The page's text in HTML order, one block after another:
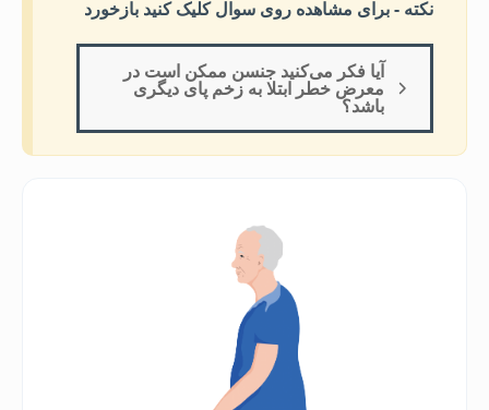
نکته - برای مشاهده روی سوال کلیک کنید بازخورد
آیا فکر می‌کنید جنسن ممکن است در
معرض خطر ابتلا به زخم پای دیگری
باشد؟